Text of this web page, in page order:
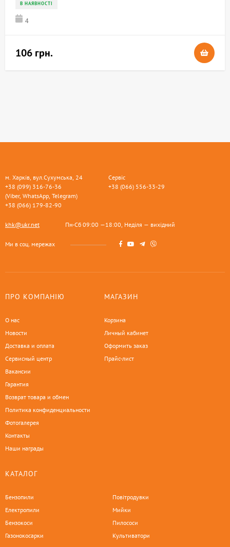
В НАЯВНОСТІ
4
106 грн.
м. Харків, вул.Сухумська, 24
+38 (099) 316-76-36
(Viber, WhatsApp, Telegram)
+38 (066) 179-82-90
Сервіс
+38 (066) 556-33-29
khk@ukr.net Пн-Сб 09:00 —18:00, Неділя — вихідний
Ми в соц. мережах
ПРО КОМПАНІЮ
О нас
Новости
Доставка и оплата
Сервисный центр
Вакансии
Гарантия
Возврат товара и обмен
Политика конфиденциальности
Фотогалерея
Контакты
Наши награды
МАГАЗИН
Корзина
Личный кабинет
Оформить заказ
Прайс-лист
КАТАЛОГ
Бензопили
Електропили
Бензокоси
Газонокосарки
Повітродувки
Мийки
Пилососи
Культиватори